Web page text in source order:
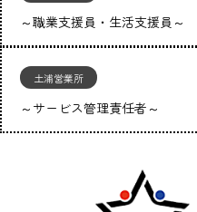
～職業支援員・生活支援員～
土浦営業所
～サービス管理責任者～